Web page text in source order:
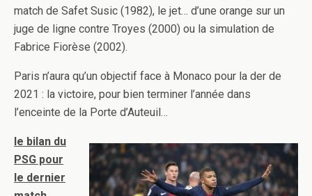
match de Safet Susic (1982), le jet… d’une orange sur un
juge de ligne contre Troyes (2000) ou la simulation de
Fabrice Fiorèse (2002).
Paris n’aura qu’un objectif face à Monaco pour la der de
2021 : la victoire, pour bien terminer l’année dans
l’enceinte de la Porte d’Auteuil…
le bilan du
PSG pour
le dernier